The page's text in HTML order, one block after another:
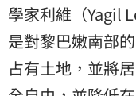
學家利維（Yagil
是對黎巴嫩南部
占有土地，並將